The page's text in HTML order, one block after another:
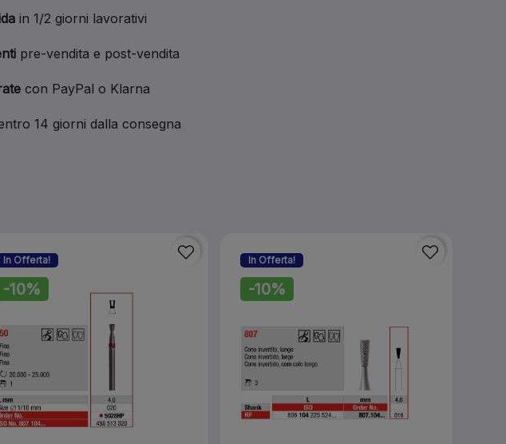
in 1/2 giorni lavorativi
pre-vendita e post-vendita
con PayPal o Klarna
14 giorni dalla consegna
In Offerta!
-10%
In Offerta!
-10%